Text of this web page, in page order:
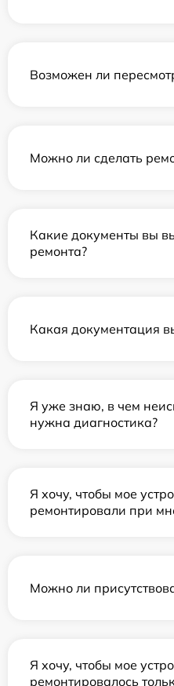
Возможен ли
Можно ли сделать
Какие документы вы
ремонта?
Какая документация
Я уже знаю, в чем
нужна диагностика?
Я хочу, чтобы мое
ремонтировали при
Можно ли
Я хочу, чтобы мое
ремонтировалось